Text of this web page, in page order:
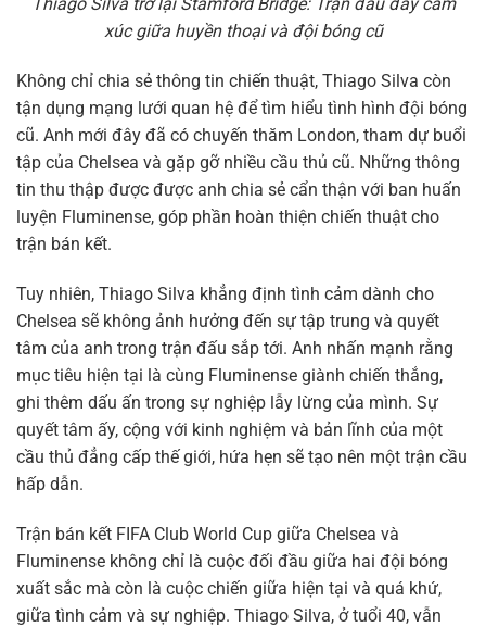
Thiago Silva trở lại Stamford Bridge: Trận đấu đầy cảm
xúc giữa huyền thoại và đội bóng cũ
Không chỉ chia sẻ thông tin chiến thuật, Thiago Silva còn
tận dụng mạng lưới quan hệ để tìm hiểu tình hình đội bóng
cũ. Anh mới đây đã có chuyến thăm London, tham dự buổi
tập của Chelsea và gặp gỡ nhiều cầu thủ cũ. Những thông
tin thu thập được được anh chia sẻ cẩn thận với ban huấn
luyện Fluminense, góp phần hoàn thiện chiến thuật cho
trận bán kết.
Tuy nhiên, Thiago Silva khẳng định tình cảm dành cho
Chelsea sẽ không ảnh hưởng đến sự tập trung và quyết
tâm của anh trong trận đấu sắp tới. Anh nhấn mạnh rằng
mục tiêu hiện tại là cùng Fluminense giành chiến thắng,
ghi thêm dấu ấn trong sự nghiệp lẫy lừng của mình. Sự
quyết tâm ấy, cộng với kinh nghiệm và bản lĩnh của một
cầu thủ đẳng cấp thế giới, hứa hẹn sẽ tạo nên một trận cầu
hấp dẫn.
Trận bán kết FIFA Club World Cup giữa Chelsea và
Fluminense không chỉ là cuộc đối đầu giữa hai đội bóng
xuất sắc mà còn là cuộc chiến giữa hiện tại và quá khứ,
giữa tình cảm và sự nghiệp. Thiago Silva, ở tuổi 40, vẫn